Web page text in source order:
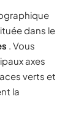
dans le
. Vous
axes
verts et
la